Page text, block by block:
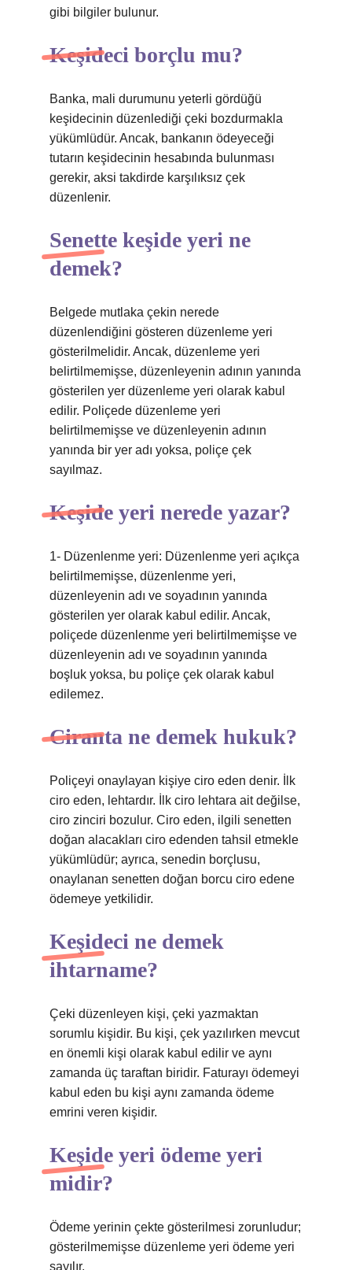
gibi bilgiler bulunur.
Keşideci borçlu mu?
Banka, mali durumunu yeterli gördüğü
keşidecinin düzenlediği çeki bozdurmakla
yükümlüdür. Ancak, bankanın ödeyeceği
tutarın keşidecinin hesabında bulunması
gerekir, aksi takdirde karşılıksız çek
düzenlenir.
Senette keşide yeri ne
demek?
Belgede mutlaka çekin nerede
düzenlendiğini gösteren düzenleme yeri
gösterilmelidir. Ancak, düzenleme yeri
belirtilmemişse, düzenleyenin adının yanında
gösterilen yer düzenleme yeri olarak kabul
edilir. Poliçede düzenleme yeri
belirtilmemişse ve düzenleyenin adının
yanında bir yer adı yoksa, poliçe çek
sayılmaz.
Keşide yeri nerede yazar?
1- Düzenlenme yeri: Düzenlenme yeri açıkça
belirtilmemişse, düzenlenme yeri,
düzenleyenin adı ve soyadının yanında
gösterilen yer olarak kabul edilir. Ancak,
poliçede düzenlenme yeri belirtilmemişse ve
düzenleyenin adı ve soyadının yanında
boşluk yoksa, bu poliçe çek olarak kabul
edilemez.
Ciranta ne demek hukuk?
Poliçeyi onaylayan kişiye ciro eden denir. İlk
ciro eden, lehtardır. İlk ciro lehtara ait değilse,
ciro zinciri bozulur. Ciro eden, ilgili senetten
doğan alacakları ciro edenden tahsil etmekle
yükümlüdür; ayrıca, senedin borçlusu,
onaylanan senetten doğan borcu ciro edene
ödemeye yetkilidir.
Keşideci ne demek
ihtarname?
Çeki düzenleyen kişi, çeki yazmaktan
sorumlu kişidir. Bu kişi, çek yazılırken mevcut
en önemli kişi olarak kabul edilir ve aynı
zamanda üç taraftan biridir. Faturayı ödemeyi
kabul eden bu kişi aynı zamanda ödeme
emrini veren kişidir.
Keşide yeri ödeme yeri
midir?
Ödeme yerinin çekte gösterilmesi zorunludur;
gösterilmemişse düzenleme yeri ödeme yeri
sayılır.